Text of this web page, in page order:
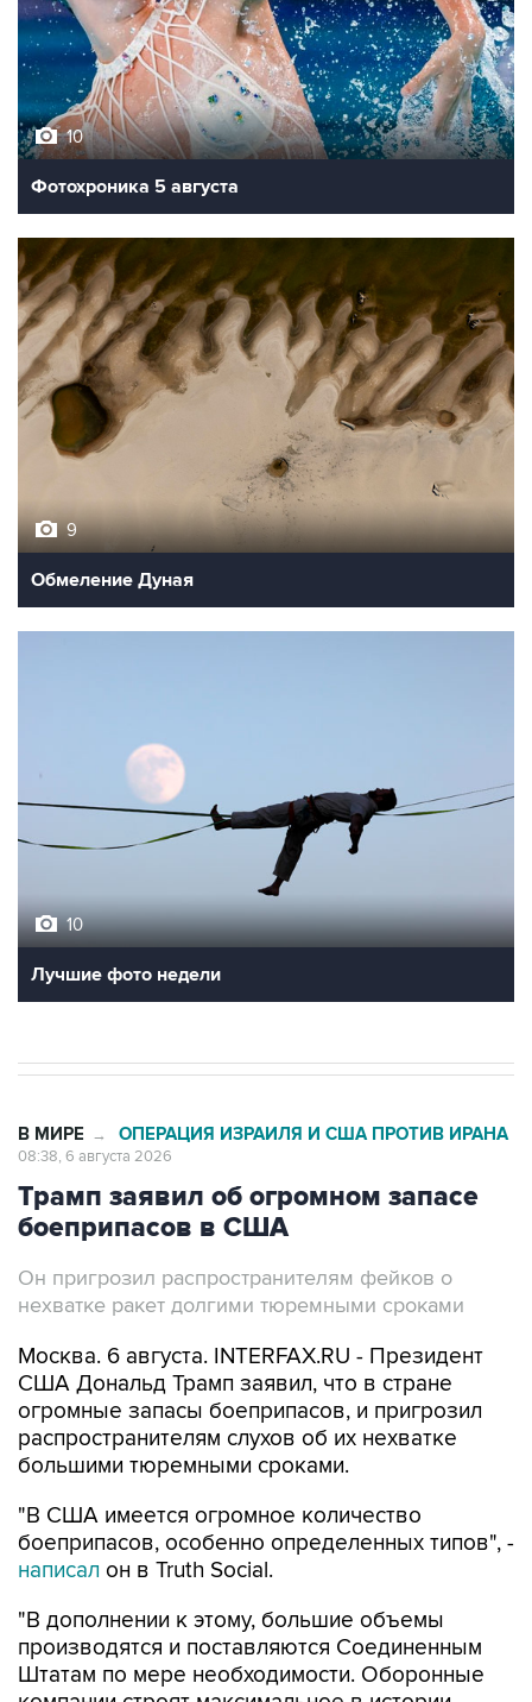
10
Фотохроника 5 августа
Обмеление Дуная
Лучшие фото недели
Трамп заявил об огромном запасе
боеприпасов в США
Он пригрозил распространителям фейков о
Москва. 6 августа. INTERFAX.RU - Президент
огромные запасы боеприпасов, и пригрозил
распространителям слухов об их нехватке
большими тюремными сроками.
"В США имеется огромное количество
написал он в Truth Social.
"В дополнении к этому, большие объемы
Штатам по мере необходимости. Оборонные
компании строят максимальное в истории
страны количество заводов и фабрик".